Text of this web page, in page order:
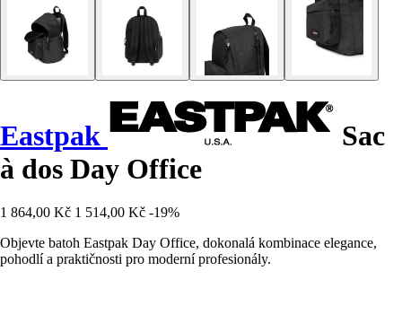
Eastpak
Sac
à dos Day Office
1 864,00 Kč 1 514,00 Kč -19%
Objevte batoh Eastpak Day Office, dokonalá kombinace elegance,
pohodlí a praktičnosti pro moderní profesionály.